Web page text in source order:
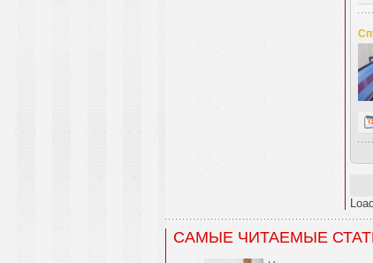
САМЫЕ ЧИТАЕМЫЕ